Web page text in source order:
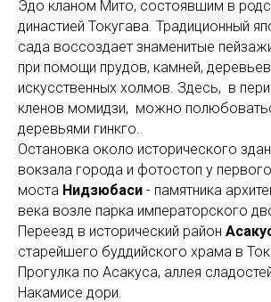
Эдо кланом Мито, состоявшим в
династией Токугава. Традиционный
сада воссоздает знаменитые
при помощи прудов, камней,
искусственных холмов. Здесь, в
кленов момидзи, можно
деревьями гинкго.
Остановка около исторического
вокзала города и фотостоп у
моста Нидзюбаси - памятника
века возле парка императорского
Переезд в исторический район
старейшего буддийского храма в
Прогулка по Асакуса, аллея
Накамисе дори.